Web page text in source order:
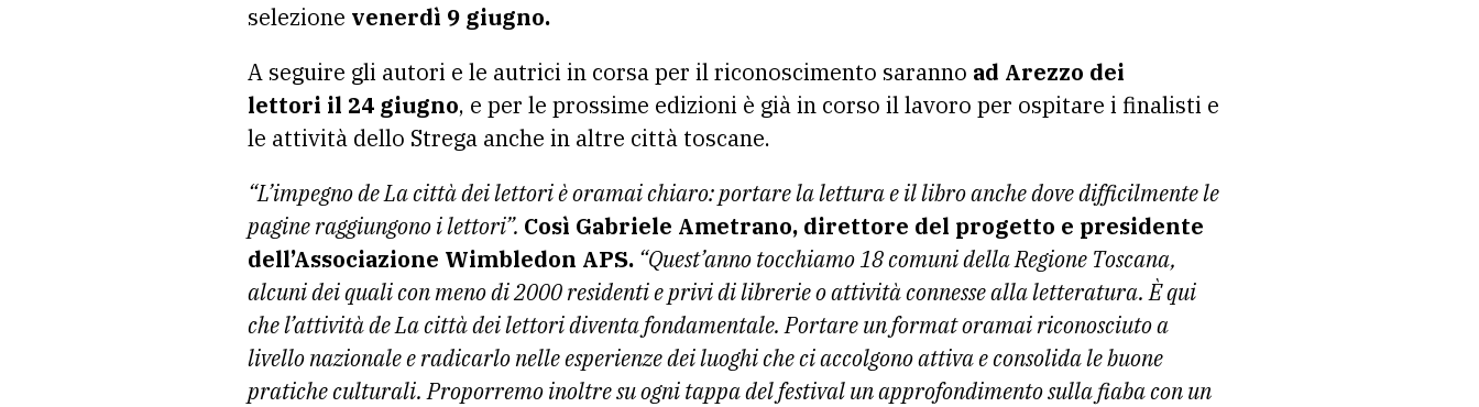
selezione venerdì 9 giugno.
A seguire gli autori e le autrici in corsa per il riconoscimento saranno ad Arezzo dei
lettori il 24 giugno, e per le prossime edizioni è già in corso il lavoro per ospitare i finalisti e
le attività dello Strega anche in altre città toscane.
“L’impegno de La città dei lettori è oramai chiaro: portare la lettura e il libro anche dove difficilmente le
pagine raggiungono i lettori”. Così Gabriele Ametrano, direttore del progetto e presidente
dell’Associazione Wimbledon APS. “Quest’anno tocchiamo 18 comuni della Regione Toscana,
alcuni dei quali con meno di 2000 residenti e privi di librerie o attività connesse alla letteratura. È qui
che l’attività de La città dei lettori diventa fondamentale. Portare un format oramai riconosciuto a
livello nazionale e radicarlo nelle esperienze dei luoghi che ci accolgono attiva e consolida le buone
pratiche culturali. Proporremo inoltre su ogni tappa del festival un approfondimento sulla fiaba con un